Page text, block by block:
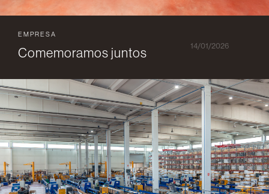
EMPRESA
Comemoramos juntos 14/01/2026